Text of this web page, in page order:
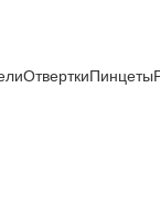
ОтверткиПинцеты